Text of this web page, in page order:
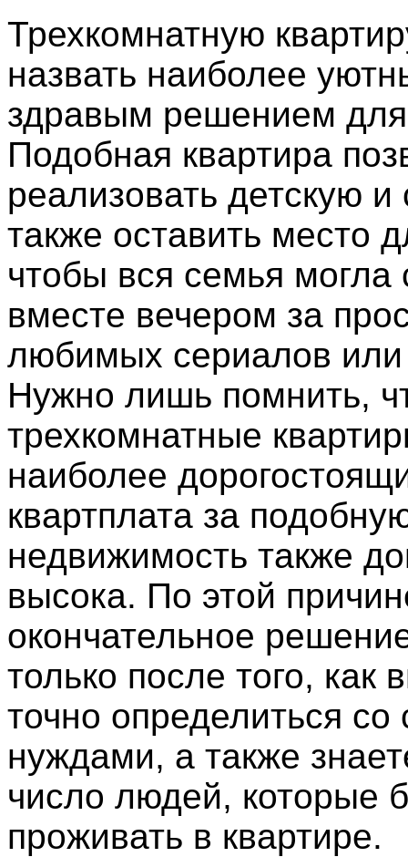
Трехкомнатную
назвать наиболее
здравым решением
Подобная квартира
реализовать детскую
также оставить место
чтобы вся семья могла
вместе вечером за
любимых сериалов
Нужно лишь помнить,
трехкомнатные
наиболее
квартплата за
недвижимость также
высока. По этой
окончательное
только после того, как
точно определиться со
нуждами, а также
число людей, которые
проживать в квартире.